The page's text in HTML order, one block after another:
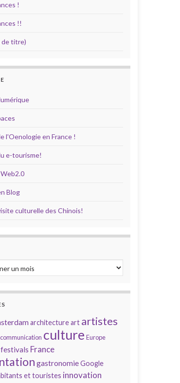
!
!!
de titre)
l'Oenologie en France !
e-tourisme!
Blog
culturelle des Chinois!
architectureart artistes
communication culture Europe
festivals France
gastronomieGoogle
et touristes innovation